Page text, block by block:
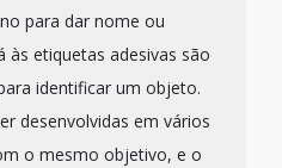
para dar nome ou
às etiquetas adesivas são
identificar um objeto.
desenvolvidas em vários
o mesmo objetivo, e o